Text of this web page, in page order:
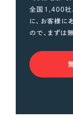
全国1,400社
に、お客様に
ので、まずは